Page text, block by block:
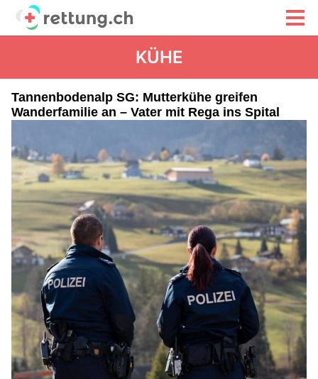
KÜHE
Tannenbodenalp SG: Mutterkühe greifen
Wanderfamilie an – Vater mit Rega ins Spital